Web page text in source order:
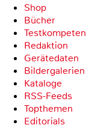
Shop
Bücher
Redaktion
Gerätedaten
Bildergalerien
Kataloge
RSS-Feeds
Topthemen
Editorials